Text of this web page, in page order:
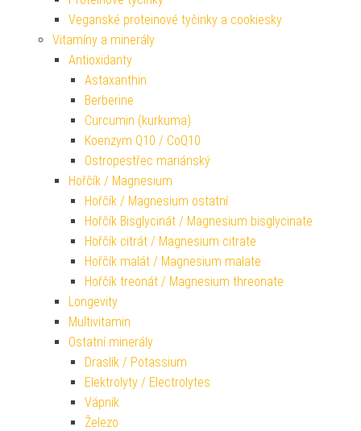
Veganské proteinové tyčinky a cookiesky
Vitamíny a minerály
Antioxidanty
Astaxanthin
Berberine
Curcumin (kurkuma)
Koenzym Q10 / CoQ10
Ostropestřec mariánský
Hořčík / Magnesium
Hořčík / Magnesium ostatní
Hořčík Bisglycinát / Magnesium bisglycinate
Hořčík citrát / Magnesium citrate
Hořčík malát / Magnesium malate
Hořčík treonát / Magnesium threonate
Longevity
Multivitamin
Ostatní minerály
Draslík / Potassium
Elektrolyty / Electrolytes
Vápník
Železo